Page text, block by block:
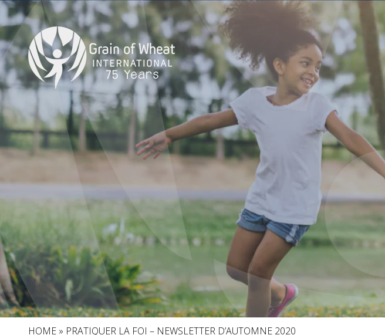
HOME » PRATIQUER LA FOI – NEWSLETTER D’AUTOMNE 2020